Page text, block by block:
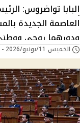
البابا تواضروس:
العاصمة الجديدة
ودورهما روحي
الخميس 11/يونيو/2026 - 12:39 ص